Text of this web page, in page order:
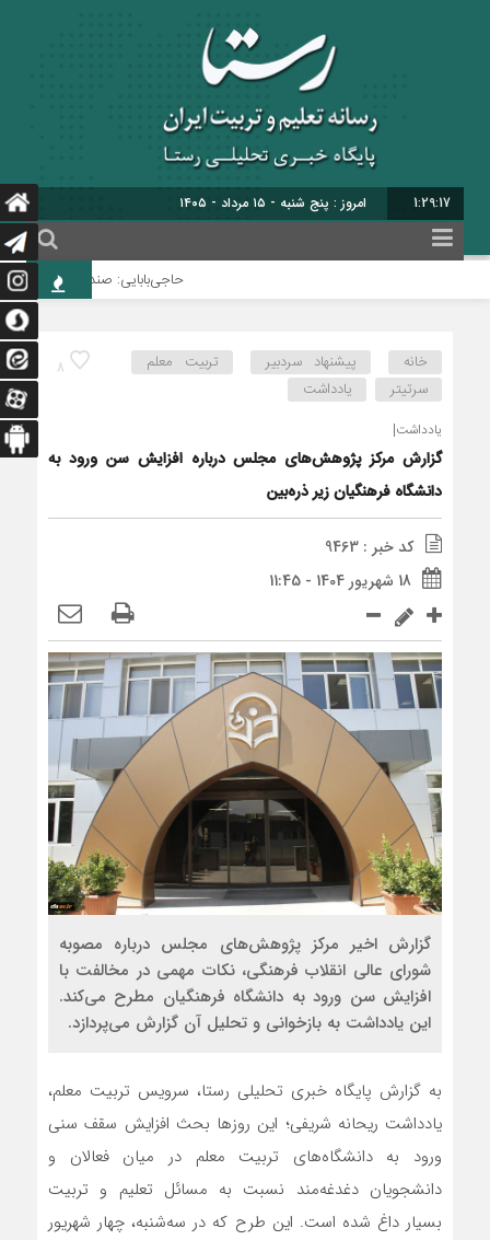
1:29:18 برابر با : 22 - صفر
حاجی‌بابایی: صندوق ذخیره
8 خانه پیشنهاد سردبیر
تربیت معلم
سرتیتر
یادداشت
یادداشت|
گزارش مرکز پژوهش‌های مجلس درباره افزایش سن ورود به
دانشگاه فرهنگیان زیر ذره‌بین
کد خبر : 9463
18 شهریور 1404 - 11:45
گزارش اخیر مرکز پژوهش‌های مجلس درباره مصوبه
شورای عالی انقلاب فرهنگی، نکات مهمی در مخالفت با
افزایش سن ورود به دانشگاه فرهنگیان مطرح می‌کند.
این یادداشت به بازخوانی و تحلیل آن گزارش می‌پردازد.
به گزارش پایگاه خبری تحلیلی رستا، سرویس تربیت معلم،
یادداشت ریحانه شریفی؛ این روزها بحث افزایش سقف سنی
ورود به دانشگاه‌های تربیت معلم در میان فعالان و
دانشجویان دغدغه‌مند نسبت به مسائل تعلیم و تربیت
بسیار داغ شده است. این طرح که در سه‌شنبه، چهار شهریور